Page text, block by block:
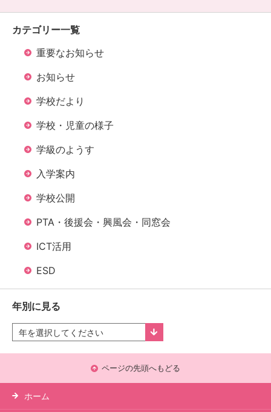
カテゴリー一覧
重要なお知らせ
お知らせ
学校だより
学校・児童の様子
学級のようす
入学案内
学校公開
PTA・後援会・興風会・同窓会
ICT活用
ESD
年別に見る
ページの先頭へもどる
ホーム